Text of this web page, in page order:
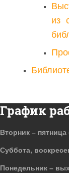
из
График
Вторник – пятница
Суббота,
Понедельник –